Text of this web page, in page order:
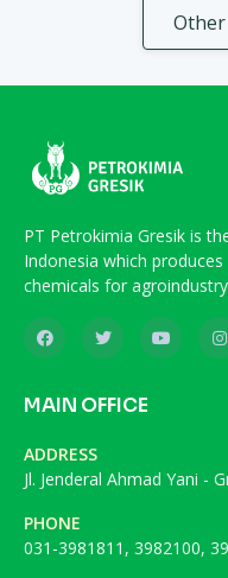
PT Petrokimia Gresik is
Indonesia which
chemicals for
MAIN OFFICE
ADDRESS
Jl. Jenderal Ahmad Yani -
PHONE
031-3981811, 3982100,